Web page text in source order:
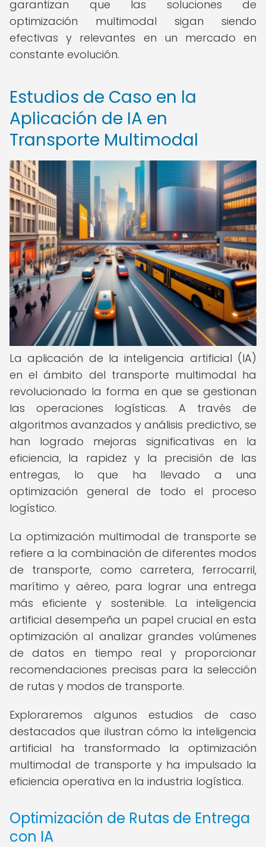
garantizan que las soluciones de
optimización multimodal sigan siendo
efectivas y relevantes en un mercado en
constante evolución.
Estudios de Caso en la
Aplicación de IA en
Transporte Multimodal
La aplicación de la inteligencia artificial (IA)
en el ámbito del transporte multimodal ha
revolucionado la forma en que se gestionan
las operaciones logísticas. A través de
algoritmos avanzados y análisis predictivo, se
han logrado mejoras significativas en la
eficiencia, la rapidez y la precisión de las
entregas, lo que ha llevado a una
optimización general de todo el proceso
logístico.
La optimización multimodal de transporte se
refiere a la combinación de diferentes modos
de transporte, como carretera, ferrocarril,
marítimo y aéreo, para lograr una entrega
más eficiente y sostenible. La inteligencia
artificial desempeña un papel crucial en esta
optimización al analizar grandes volúmenes
de datos en tiempo real y proporcionar
recomendaciones precisas para la selección
de rutas y modos de transporte.
Exploraremos algunos estudios de caso
destacados que ilustran cómo la inteligencia
artificial ha transformado la optimización
multimodal de transporte y ha impulsado la
eficiencia operativa en la industria logística.
Optimización de Rutas de Entrega
con IA